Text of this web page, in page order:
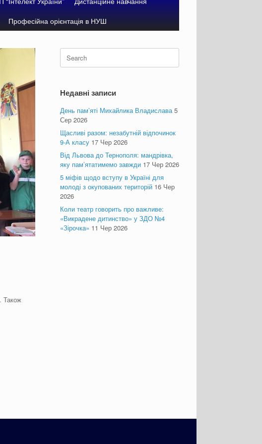
Професійна орієнтація в НУШ
Також
Search
for:
Недавні записи
День пам’яті Михайлика Владислава 5
Сер 2026
Щасливі разом: незабутній відпочинок
9-А класу 17 Чер 2026
Від Львова до Тернополя: мандрівка,
яку пам’ятатимемо завжди 17 Чер 2026
5 міфів щодо вступу в Україні для
молоді з окупованих територій 16 Чер
2026
Коли театр говорить про важливе:
«Викрадене дитинство» у ЗДО №4
«Зірочка» 11 Чер 2026